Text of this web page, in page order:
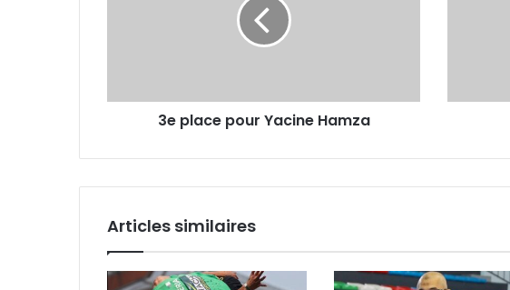
3e place pour Yacine Hamza
Articles similaires